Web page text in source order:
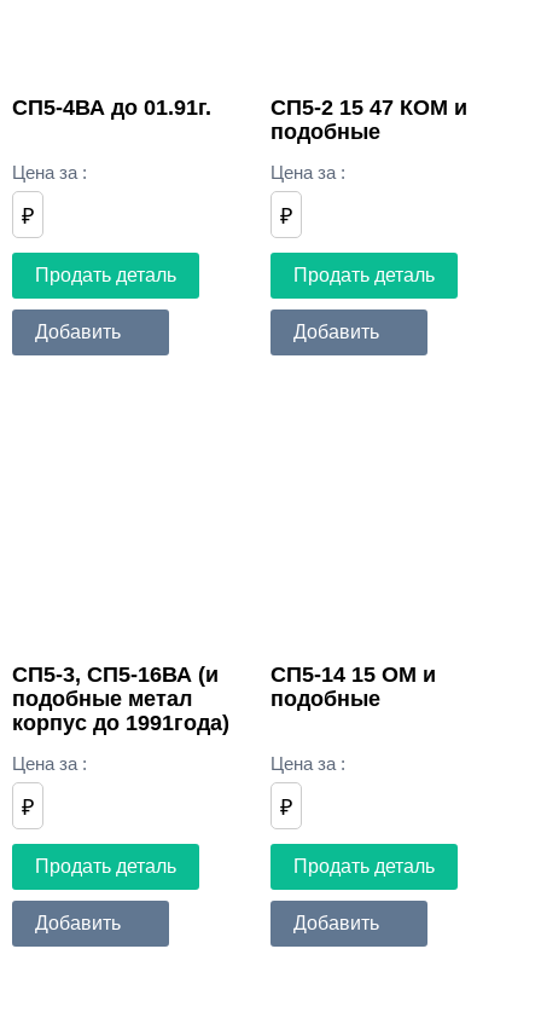
СП5-4ВА до 01.91г.
Цена за :
₽
Продать деталь
Добавить
СП5-2 15 47 КОМ и
подобные
Цена за :
₽
Продать деталь
Добавить
СП5-3, СП5-16ВА (и
подобные метал
корпус до 1991года)
Цена за :
₽
Продать деталь
Добавить
СП5-14 15 ОМ и
подобные
Цена за :
₽
Продать деталь
Добавить